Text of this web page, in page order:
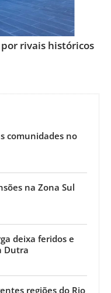
rivais históricos
comunidades no
na Zona Sul
deixa feridos e
Dutra
regiões do Rio